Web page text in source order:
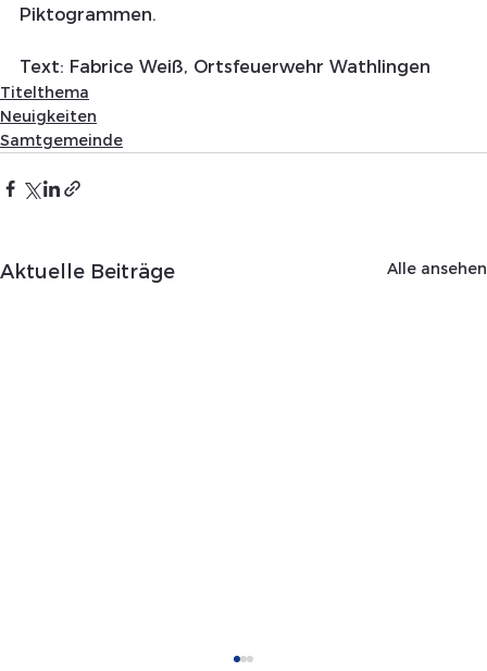
Piktogrammen.
Text: Fabrice Weiß, Ortsfeuerwehr Wathlingen
Titelthema
Neuigkeiten
Samtgemeinde
Aktuelle Beiträge Alle ansehen